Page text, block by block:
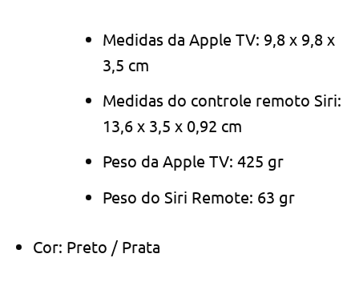
Medidas da Apple TV: 9,8 x 9,8 x
3,5 cm
Medidas do controle remoto Siri:
13,6 x 3,5 x 0,92 cm
Peso da Apple TV: 425 gr
Peso do Siri Remote: 63 gr
Cor: Preto / Prata